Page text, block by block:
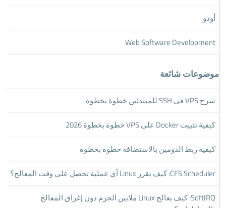
أودو
Web Software Development
موضوعات شائعة
شرح VPS في SSH للمبتدئين خطوة بخطوة
كيفية تثبيت Docker على VPS خطوة بخطوة 2026
كيفية ربط الدومين بالاستضافة خطوة بخطوة
CFS Scheduler: كيف يقرر Linux أي عملية تحصل على وقت المعالج؟
SoftIRQ: كيف يعالج Linux ملايين الحزم دون إغراق المعالج